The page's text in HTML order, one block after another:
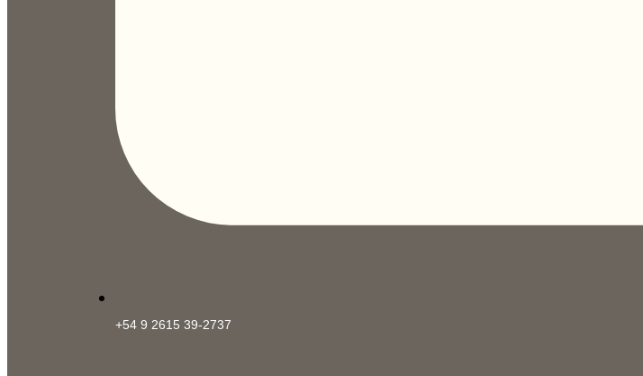
+54 9 2615 39-2737